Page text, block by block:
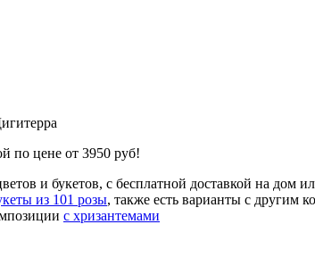
по цене от 3950 руб!
и букетов, с бесплатной доставкой на дом
из 101 розы, также есть варианты с другим
с хризантемами